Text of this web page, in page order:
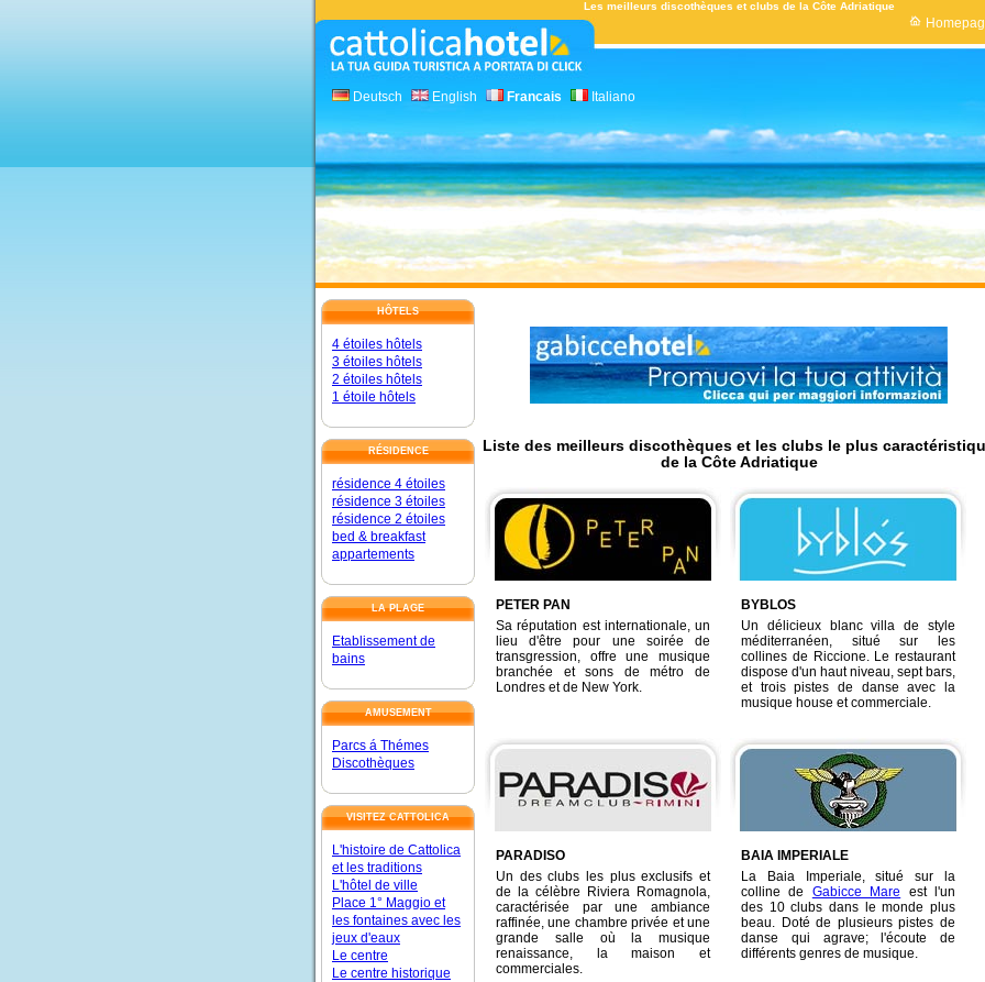
Les meilleurs discothèques et clubs de la Côte Adriatique
Deutsch English Francais Italiano
HÔTELS
4 étoiles hôtels
3 étoiles hôtels
2 étoiles hôtels
1 étoile hôtels
RÉSIDENCE
résidence 4 étoiles
résidence 3 étoiles
résidence 2 étoiles
bed & breakfast
appartements
LA PLAGE
Etablissement de
bains
AMUSEMENT
Parcs á Thémes
Discothèques
VISITEZ CATTOLICA
L'histoire de Cattolica
et les traditions
L'hôtel de ville
Place 1° Maggio et
les fontaines avec les
jeux d'eaux
Le centre
Le centre historique
Liste des meilleurs discothèques et les clubs le plus
de la Côte Adriatique
PETER PAN
Sa réputation est internationale, un
lieu d'être pour une soirée de
transgression, offre une musique
branchée et sons de métro de
Londres et de New York.
BYBLOS
Un délicieux blanc villa de style
méditerranéen, situé sur les
collines de Riccione. Le restaurant
dispose d'un haut niveau, sept bars,
et trois pistes de danse avec la
musique house et commerciale.
PARADISO
Un des clubs les plus exclusifs et
de la célèbre Riviera Romagnola,
caractérisée par une ambiance
raffinée, une chambre privée et une
grande salle où la musique
renaissance, la maison et
commerciales.
BAIA IMPERIALE
La Baia Imperiale, situé sur la
colline de Gabicce Mare est l'un
des 10 clubs dans le monde plus
beau. Doté de plusieurs pistes de
danse qui agrave; l'écoute de
différents genres de musique.